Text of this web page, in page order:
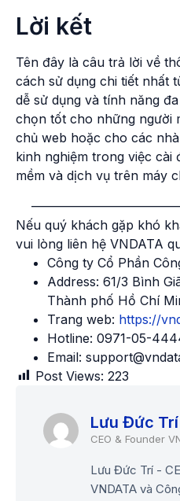
Lời kết
Tên đây là câu trả lời về
cách sử dụng chi tiết nhất
dễ sử dụng và tính năng
chọn tốt cho những người
chủ web hoặc cho các
kinh nghiệm trong việc cài
mềm và dịch vụ trên máy
Nếu quý khách gặp khó
vui lòng liên hệ VNDATA
Công ty Cổ Phần
Address: 61/3 Bình
Thành phố Hồ Chí
Trang web: https://
Hotline: 0971-05-
Email:
Post Views: 223
Lưu Đức Trí
Lưu Đức Trí -
VNDATA và